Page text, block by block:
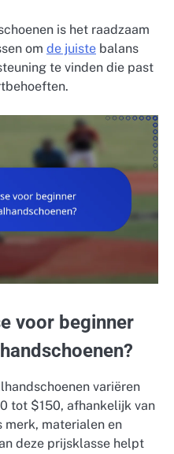
is het raadzaam
om de juiste balans
te vinden die past
voor beginner
variëren
tot $150, afhankelijk van
materialen en
deze prijsklasse helpt